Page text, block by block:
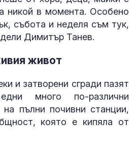
никой в момента. Особено
събота и неделя съм тук,
Димитър Танев.
живот
и затворени сгради пазят
много по-различни
пълни почивни станции,
която е кипяла от